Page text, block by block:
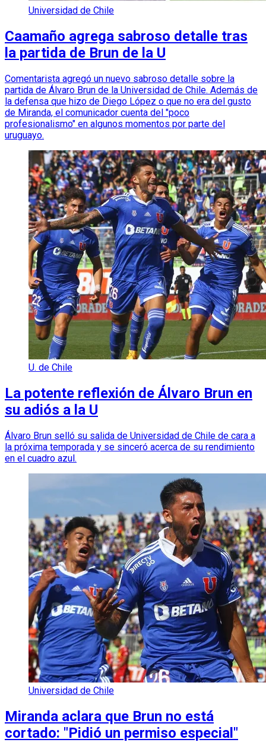
Universidad de Chile
Caamaño agrega sabroso detalle tras
la partida de Brun de la U
Comentarista agregó un nuevo sabroso detalle sobre la
partida de Álvaro Brun de la Universidad de Chile. Además de
la defensa que hizo de Diego López o que no era del gusto
de Miranda, el comunicador cuenta del "poco
profesionalismo" en algunos momentos por parte del
uruguayo.
U. de Chile
La potente reflexión de Álvaro Brun en
su adiós a la U
Álvaro Brun selló su salida de Universidad de Chile de cara a
la próxima temporada y se sinceró acerca de su rendimiento
en el cuadro azul.
Universidad de Chile
Miranda aclara que Brun no está
cortado: "Pidió un permiso especial"